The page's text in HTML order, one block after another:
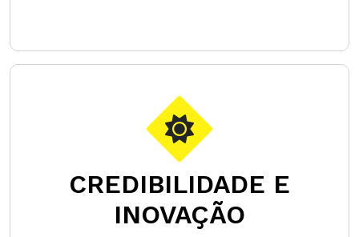
CREDIBILIDADE E
INOVAÇÃO